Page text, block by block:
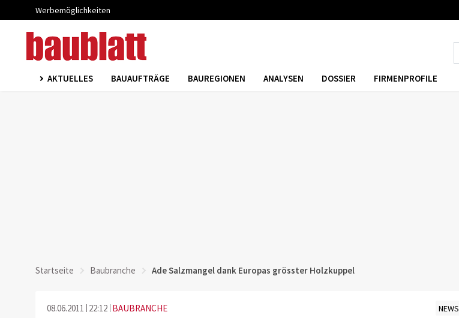
Werbemöglichkeiten
AKTUELLES BAUAUFTRÄGE BAUREGIONEN ANALYSEN DOSSIER FIRMENPROFILE
Startseite Baubranche Ade Salzmangel dank Europas grösster Holzkuppel
08.06.2011 22:12 BAUBRANCHE NEWS